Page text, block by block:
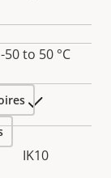
-50 to 50 °C
IK10